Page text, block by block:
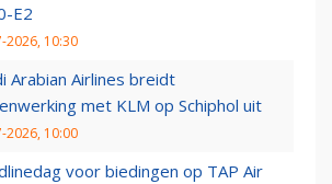
E2
2026, 10:30
Arabian Airlines breidt
met KLM op Schiphol uit
2026, 10:00
voor biedingen op TAP Air